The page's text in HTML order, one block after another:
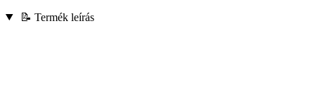
📝 Termék leírás